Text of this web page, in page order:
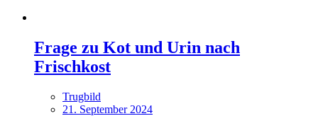
Frage zu Kot und Urin nach
Frischkost
Trugbild
21. September 2024